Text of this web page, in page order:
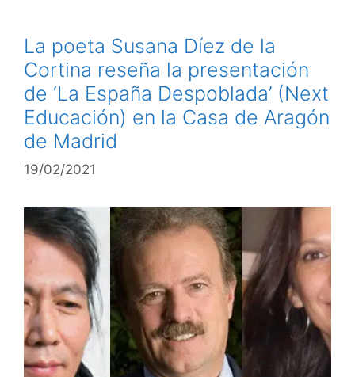
La poeta Susana Díez de la
Cortina reseña la presentación
de ‘La España Despoblada’ (Next
Educación) en la Casa de Aragón
de Madrid
19/02/2021